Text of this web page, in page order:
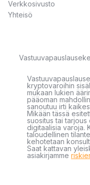
Verkkosivusto
Yhteisö
Vastuuvapauslauseke
kryptovaroihin
mukaan lukien
pääoman
sanoutuu irti
Mikään tässä
suositus tai tarjous
digitaalisia varoja.
taloudellinen
kehotetaan
Saat kattavan
asiakirjamme